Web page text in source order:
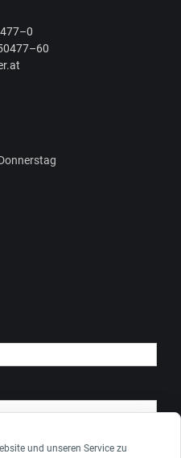
und unseren Service zu
Daten gem.